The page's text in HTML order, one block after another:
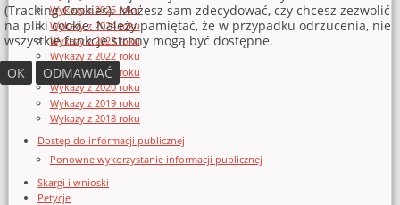
Wykazy z 2025 roku
Wykazy z 2024 roku
Wykazy z 2023 roku
Wykazy z 2022 roku
Wykazy z 2021 roku
Wykazy z 2020 roku
Wykazy z 2019 roku
Wykazy z 2018 roku
Dostęp do informacji publicznej
Ponowne wykorzystanie informacji publicznej
Skargi i wnioski
Petycje
(Tracking Cookies). Możesz sam zdecydować, czy chcesz zezwolić
na pliki cookie. Należy pamiętać, że w przypadku odrzucenia, nie
wszystkie funkcje strony mogą być dostępne.
OK
ODMAWIAĆ